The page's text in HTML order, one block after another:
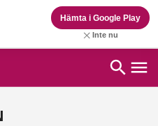
Hämta i Google Play
Inte nu